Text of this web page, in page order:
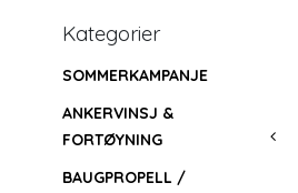
Kategorier
SOMMERKAMPANJE
ANKERVINSJ &
FORTØYNING
BAUGPROPELL /